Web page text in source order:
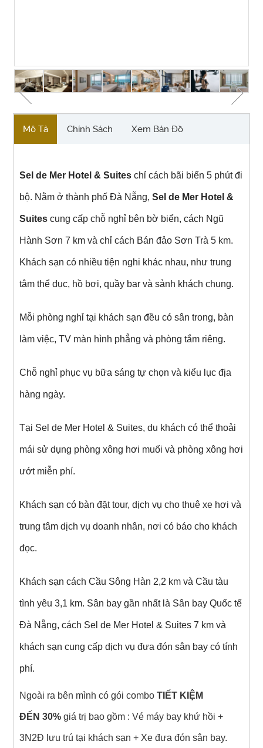
Mô Tả Chính Sách Xem Bản Đồ
Sel de Mer Hotel & Suiteschỉ cách bãi biển 5 phút đi
bộ. Nằm ở thành phố Đà Nẵng, Sel de Mer Hotel &
Suitescung cấp chỗ nghỉ bên bờ biển, cách Ngũ
Hành Sơn 7 km và chỉ cách Bán đảo Sơn Trà 5 km.
Khách sạn có nhiều tiện nghi khác nhau, như trung
tâm thể dục, hồ bơi, quầy bar và sảnh khách chung.
Mỗi phòng nghỉ tại khách sạn đều có sân trong, bàn
làm việc, TV màn hình phẳng và phòng tắm riêng.
Chỗ nghỉ phục vụ bữa sáng tự chọn và kiểu lục địa
hàng ngày.
Tại Sel de Mer Hotel & Suites, du khách có thể thoải
mái sử dụng phòng xông hơi muối và phòng xông hơi
ướt miễn phí.
Khách sạn có bàn đặt tour, dịch vụ cho thuê xe hơi và
trung tâm dịch vụ doanh nhân, nơi có báo cho khách
đọc.
Khách sạn cách Cầu Sông Hàn 2,2 km và Cầu tàu
tình yêu 3,1 km. Sân bay gần nhất là Sân bay Quốc tế
Đà Nẵng, cách Sel de Mer Hotel & Suites 7 km và
khách sạn cung cấp dịch vụ đưa đón sân bay có tính
phí.
Ngoài ra bên mình có gói combo TIẾT KIỆM
ĐẾN 30%giá trị bao gồm : Vé máy bay khứ hồi +
3N2Đ lưu trú tại khách sạn + Xe đưa đón sân bay.